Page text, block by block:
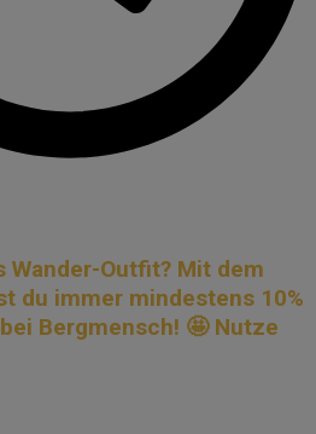
Wander-Outfit? Mit dem
du immer mindestens 10%
Bergmensch! 🤩 Nutze